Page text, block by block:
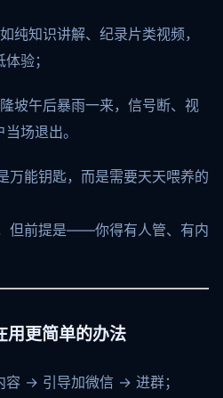
纯知识讲解、纪录片类视频，
验；
坡午后暴雨一来，信号断、视
场退出。
万能钥匙，而是需要天天喂养的
但前提是——你得有人管、有内
用更简单的办法
容 → 引导加微信 → 进群；